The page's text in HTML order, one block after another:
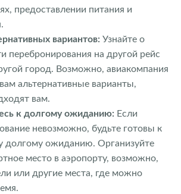
предоставлении питания и
вариантов: Узнайте о
перебронирования на другой рейс
город. Возможно, авиакомпания
альтернативные варианты,
вам.
к долгому ожиданию: Если
невозможно, будьте готовы к
долгому ожиданию. Организуйте
место в аэропорту, возможно,
или другие места, где можно